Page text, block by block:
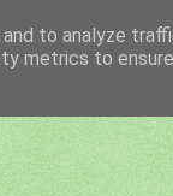
to analyze
metrics to